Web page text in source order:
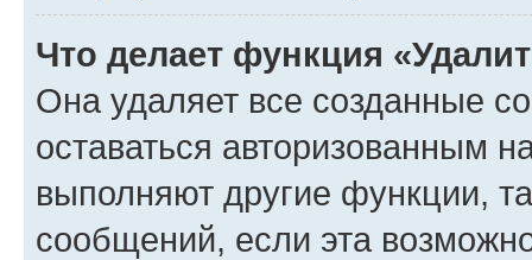
Что делает функция
Она удаляет все созданные
оставаться авторизованным
выполняют другие функции,
сообщений, если эта